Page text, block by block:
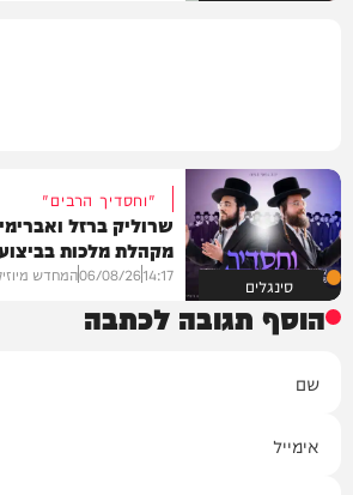
סינגלים
"וחסדיך הרבים"
שרוליק ברזל
מקהלת מלכות
14:17
06/08/26המחדש
הוסף תגובה לכתבה